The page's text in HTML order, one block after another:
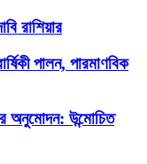
রাশিয়ার
পালন, পারমাণবিক
অনুমোদন: উন্মোচিত